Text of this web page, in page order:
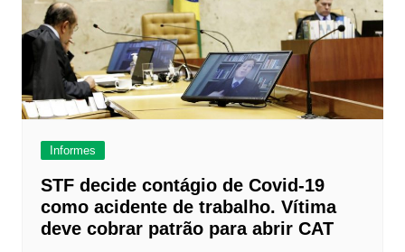
Informes
STF decide contágio de Covid-19
como acidente de trabalho. Vítima
deve cobrar patrão para abrir CAT